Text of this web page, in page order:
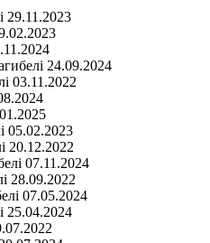
29.11.2023
24.09.2024
03.11.2022
05.02.2023
20.12.2022
07.11.2024
28.09.2022
07.05.2024
25.04.2024